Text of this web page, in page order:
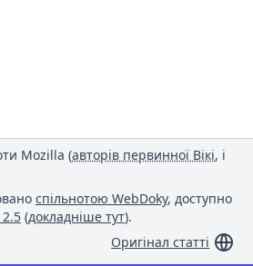
Mozilla (авторів первинної Вікі, і
спільнотою WebDoky, доступно
2.5 (докладніше тут).
Оригінал статті